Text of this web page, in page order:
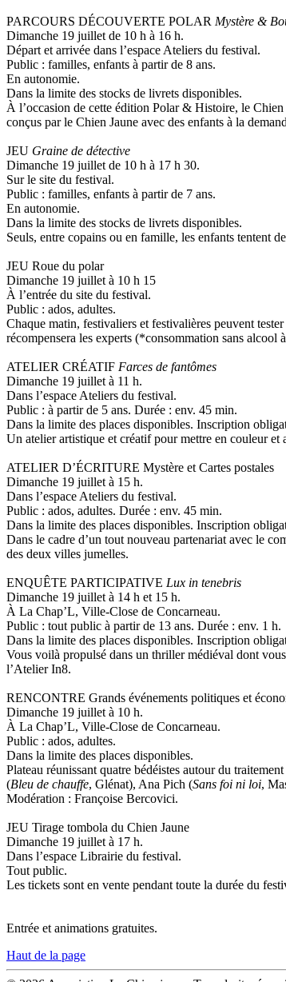
PARCOURS DÉCOUVERTE POLAR Mystère &
Dimanche 19 juillet de 10 h à 16 h.
Départ et arrivée dans l’espace Ateliers du festival.
Public : familles, enfants à partir de 8 ans.
En autonomie.
Dans la limite des stocks de livrets disponibles.
À l’occasion de cette édition Polar & Histoire, le
conçus par le Chien Jaune avec des enfants à la
JEU Graine de détective
Dimanche 19 juillet de 10 h à 17 h 30.
Sur le site du festival.
Public : familles, enfants à partir de 7 ans.
En autonomie.
Dans la limite des stocks de livrets disponibles.
Seuls, entre copains ou en famille, les enfants tentent
JEU Roue du polar
Dimanche 19 juillet à 10 h 15
À l’entrée du site du festival.
Public : ados, adultes.
Chaque matin, festivaliers et festivalières peuvent
récompensera les experts (*consommation sans alcool
ATELIER CRÉATIF Farces de fantômes
Dimanche 19 juillet à 11 h.
Dans l’espace Ateliers du festival.
Public : à partir de 5 ans. Durée : env. 45 min.
Dans la limite des places disponibles. Inscription
Un atelier artistique et créatif pour mettre en couleur et
ATELIER D’ÉCRITURE Mystère et Cartes postales
Dimanche 19 juillet à 15 h.
Dans l’espace Ateliers du festival.
Public : ados, adultes. Durée : env. 45 min.
Dans la limite des places disponibles. Inscription
Dans le cadre d’un tout nouveau partenariat avec le
des deux villes jumelles.
ENQUÊTE PARTICIPATIVE Lux in tenebris
Dimanche 19 juillet à 14 h et 15 h.
À La Chap’L, Ville-Close de Concarneau.
Public : tout public à partir de 13 ans. Durée : env. 1 h.
Dans la limite des places disponibles. Inscription
Vous voilà propulsé dans un thriller médiéval dont
l’Atelier In8.
RENCONTRE Grands événements politiques et
Dimanche 19 juillet à 10 h.
À La Chap’L, Ville-Close de Concarneau.
Public : ados, adultes.
Dans la limite des places disponibles.
Plateau réunissant quatre bédéistes autour du
(Bleu de chauffe, Glénat), Ana Pich (Sans foi ni loi,
Modération : Françoise Bercovici.
JEU Tirage tombola du Chien Jaune
Dimanche 19 juillet à 17 h.
Dans l’espace Librairie du festival.
Tout public.
Les tickets sont en vente pendant toute la durée du
Entrée et animations gratuites.
Haut de la page